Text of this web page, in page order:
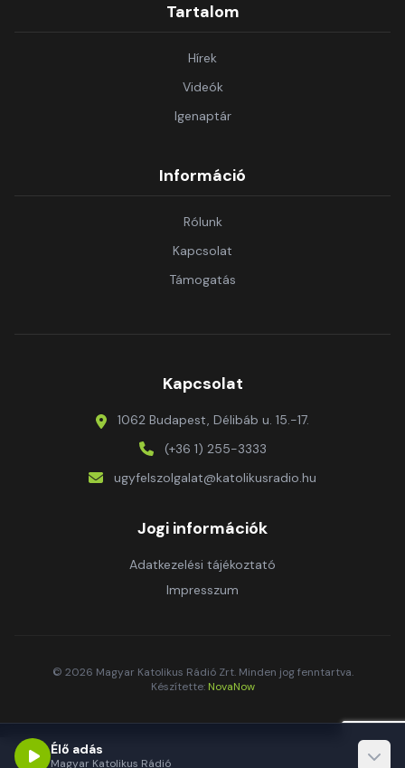
Tartalom
Hírek
Videók
Igenaptár
Információ
Rólunk
Kapcsolat
Támogatás
Kapcsolat
1062 Budapest, Délibáb u. 15.-17.
(+36 1) 255-3333
ugyfelszolgalat@katolikusradio.hu
Jogi információk
Adatkezelési tájékoztató
Impresszum
© 2026 Magyar Katolikus Rádió Zrt. Minden jog fenntartva.
Készítette: NovaNow
Élő adás
Magyar Katolikus Rádió